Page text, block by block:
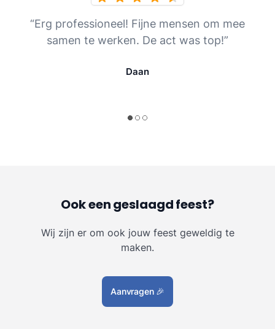
“Erg professioneel! Fijne mensen om mee
samen te werken. De act was top!”
Daan
Ook een geslaagd feest?
Wij zijn er om ook jouw feest geweldig te
maken.
Aanvragen 🎉